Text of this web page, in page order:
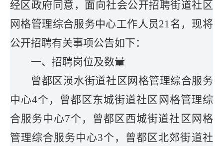
经区政府同意，面向社会公开招聘街道社区
网格管理综合服务中心工作人 员21 名， 现将
公开招聘有关事项公告如下：
一、招聘岗位及数量
曾都区涢水街道社区网格管理综合服务
中心4个， 曾都区东城街道社区网格管理综
合服务中心7个， 曾都区西城街道社区网格
管理综合服务中心3个， 曾都区北郊街道社